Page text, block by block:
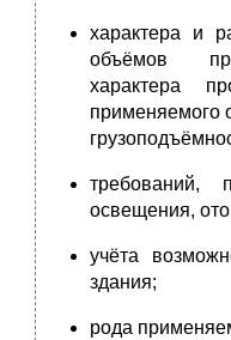
характера и
объёмов
характера
применяемого
требований,
освещения,
учёта
здания;
рода